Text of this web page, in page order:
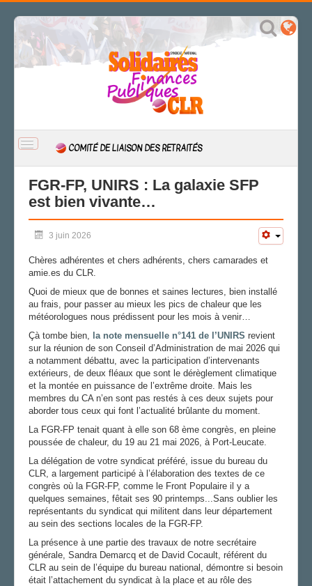
BASCULER
NAVIGATION
COMITÉ DE LIAISON DES RETRAITÉS
ACTUALITÉ
Archives
PUBLICATIONS
LE COMITÉ
Les correspondant·e·s
AGENDA
ADHÉRER
FGR-FP, UNIRS : La galaxie SFP
est bien vivante…
3 juin 2026
Chères adhérentes et chers adhérents, chers camarades et
amie.es du CLR.
Quoi de mieux que de bonnes et saines lectures, bien installé
au frais, pour passer au mieux les pics de chaleur que les
météorologues nous prédissent pour les mois à venir…
Çà tombe bien, la note mensuelle n°141 de l’UNIRS revient
sur la réunion de son Conseil d’Administration de mai 2026 qui
a notamment débattu, avec la participation d’intervenants
extérieurs, de deux fléaux que sont le dérèglement climatique
et la montée en puissance de l’extrême droite. Mais les
membres du CA n’en sont pas restés à ces deux sujets pour
aborder tous ceux qui font l’actualité brûlante du moment.
La FGR-FP tenait quant à elle son 68 ème congrès, en pleine
poussée de chaleur, du 19 au 21 mai 2026, à Port-Leucate.
La délégation de votre syndicat préféré, issue du bureau du
CLR, a largement participé à l’élaboration des textes de ce
congrès où la FGR-FP, comme le Front Populaire il y a
quelques semaines, fêtait ses 90 printemps...Sans oublier les
représentants du syndicat qui militent dans leur département
au sein des sections locales de la FGR-FP.
La présence à une partie des travaux de notre secrétaire
générale, Sandra Demarcq et de David Cocault, référent du
CLR au sein de l’équipe du bureau national, démontre si besoin
était l’attachement du syndicat à la place et au rôle des